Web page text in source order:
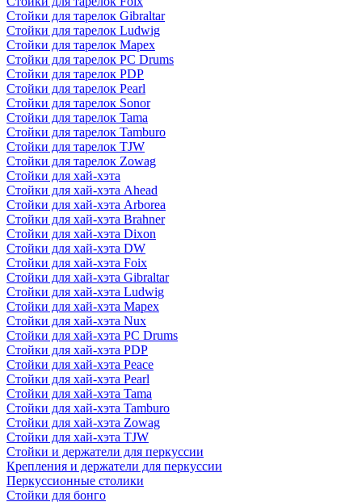
Стойки для тарелок Gibraltar
Стойки для тарелок Ludwig
Стойки для тарелок Mapex
Стойки для тарелок PC Drums
Стойки для тарелок PDP
Стойки для тарелок Pearl
Стойки для тарелок Sonor
Стойки для тарелок Tama
Стойки для тарелок Tamburo
Стойки для тарелок TJW
Стойки для тарелок Zowag
Стойки для хай-хэта
Стойки для хай-хэта Ahead
Стойки для хай-хэта Arborea
Стойки для хай-хэта Brahner
Стойки для хай-хэта Dixon
Стойки для хай-хэта DW
Стойки для хай-хэта Foix
Стойки для хай-хэта Gibraltar
Стойки для хай-хэта Ludwig
Стойки для хай-хэта Mapex
Стойки для хай-хэта Nux
Стойки для хай-хэта PC Drums
Стойки для хай-хэта PDP
Стойки для хай-хэта Peace
Стойки для хай-хэта Pearl
Стойки для хай-хэта Tama
Стойки для хай-хэта Tamburo
Стойки для хай-хэта Zowag
Стойки для хай-хэта TJW
Стойки и держатели для перкуссии
Крепления и держатели для перкуссии
Перкуссионные столики
Стойки для бонго